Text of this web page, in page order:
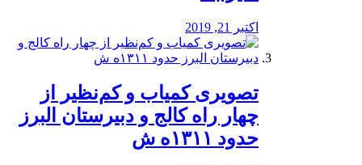
اکتبر 21, 2019
️تصویری کمیاب و کم‌نظیر از
چهار راه كالج و دبيرستان البرز
حدود ۱۳۱۱ه ش